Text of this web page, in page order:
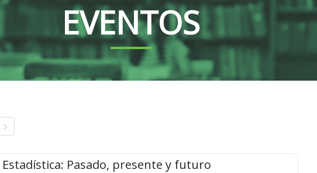
EVENTOS
Estadística: Pasado, presente y futuro